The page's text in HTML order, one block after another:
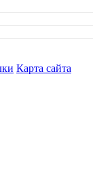
Карта сайта